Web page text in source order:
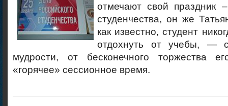
отмечают свой праздник
студенчества, он же
как известно, студент
отдохнуть от учебы, —
мудрости, от бесконечного торжества
«горячее» сессионное время.